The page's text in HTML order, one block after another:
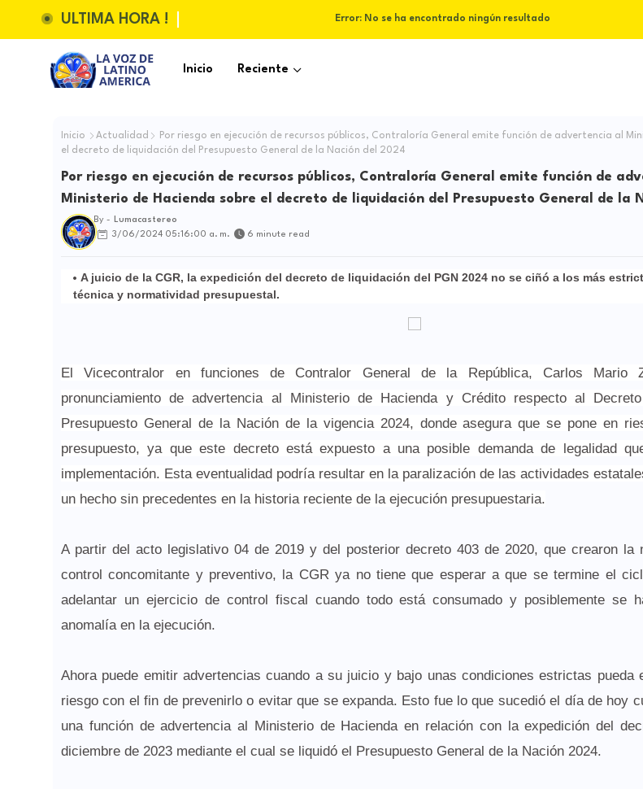
ULTIMA HORA ! Error: No se ha encontrado ningún resultado
Inicio Reciente
Inicio Actualidad
Por riesgo en ejecución de recursos públicos, Contraloría General emite función de advertencia al
el decreto de liquidación del Presupuesto General de la Nación del 2024
Por riesgo en ejecución de recursos públicos, Contraloría General emite función de
Ministerio de Hacienda sobre el decreto de liquidación del Presupuesto General de la
By -
Lumacastereo
3/06/2024 05:16:00 a. m.
6 minute read
A juicio de la CGR, la expedición del decreto de liquidación del PGN 2024 no se ciñó a los más
técnica y normatividad presupuestal.
El Vicecontralor en funciones de Contralor General de la República, Carlos Mario
pronunciamiento de advertencia al Ministerio de Hacienda y Crédito respecto al
Presupuesto General de la Nación de la vigencia 2024, donde asegura que se pone en
presupuesto, ya que este decreto está expuesto a una posible demanda de legalidad
implementación. Esta eventualidad podría resultar en la paralización de las actividades
un hecho sin precedentes en la historia reciente de la ejecución presupuestaria.
A partir del acto legislativo 04 de 2019 y del posterior decreto 403 de 2020, que crearon la
control concomitante y preventivo, la CGR ya no tiene que esperar a que se termine el
adelantar un ejercicio de control fiscal cuando todo está consumado y posiblemente se
anomalía en la ejecución.
Ahora puede emitir advertencias cuando a su juicio y bajo unas condiciones estrictas pueda
riesgo con el fin de prevenirlo o evitar que se expanda. Esto fue lo que sucedió el día de hoy
una función de advertencia al Ministerio de Hacienda en relación con la expedición del
diciembre de 2023 mediante el cual se liquidó el Presupuesto General de la Nación 2024.